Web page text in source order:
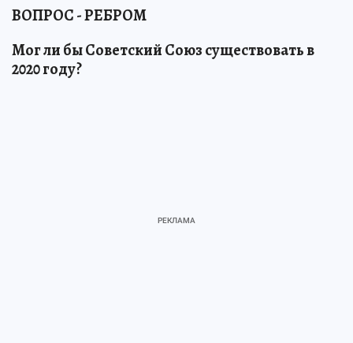
ВОПРОС - РЕБРОМ
Мог ли бы Советский Союз существовать в
2020 году?